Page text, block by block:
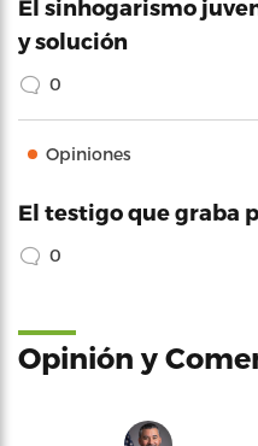
El sinhogarismo
y solución
0
Opiniones
El testigo que graba
0
Opinión y